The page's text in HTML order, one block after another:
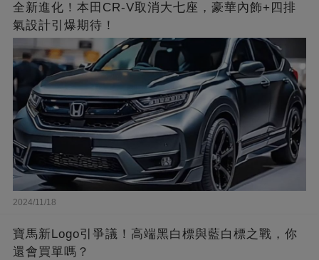
全新進化！本田CR-V取消大七座，豪華內飾+四排
氣設計引爆期待！
2024/11/18
寶馬新Logo引爭議！高端黑白標與藍白標之戰，你
還會買單嗎？